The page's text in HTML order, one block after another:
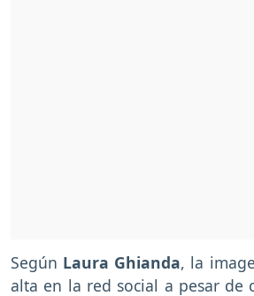
Según Laura Ghianda, la
alta en la red social a pesar de